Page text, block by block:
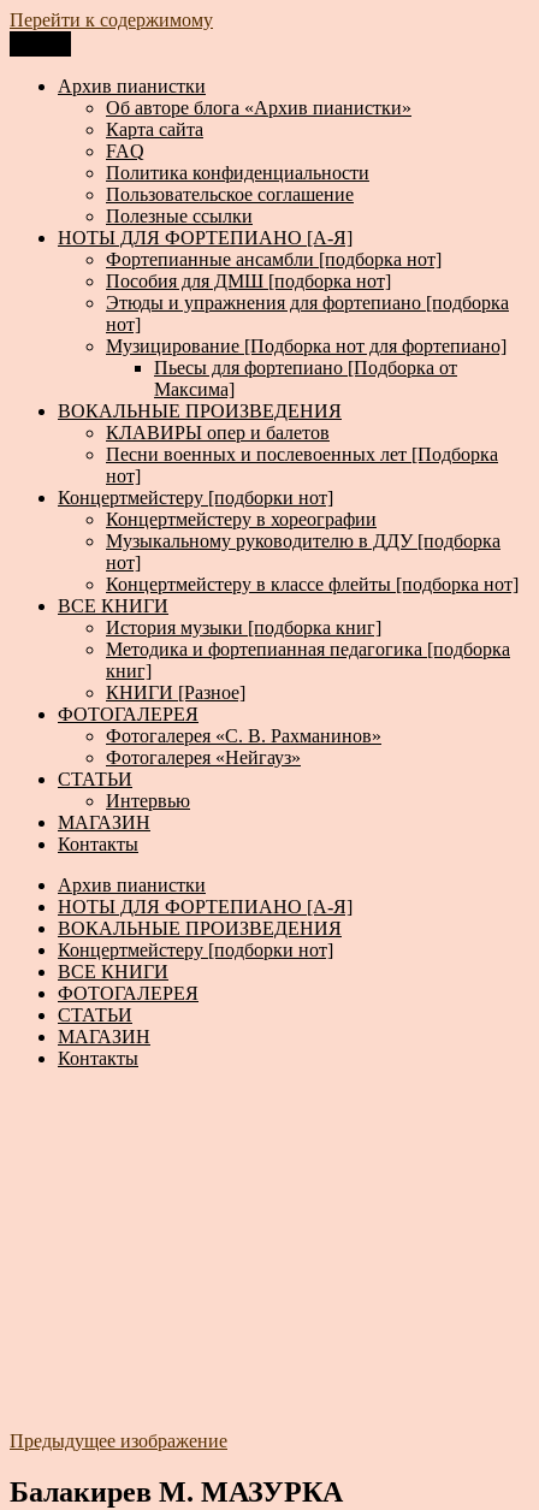
Перейти к содержимому
Архив пианистки
Всё для пианистов: ноты, книги, музыка, статьи…
Архив пианистки
Об авторе блога «Архив пианистки»
Карта сайта
FAQ
Политика конфиденциальности
Пользовательское соглашение
Полезные ссылки
НОТЫ ДЛЯ ФОРТЕПИАНО [А-Я]
Фортепианные ансамбли [подборка нот]
Пособия для ДМШ [подборка нот]
Этюды и упражнения для фортепиано [подборка
нот]
Музицирование [Подборка нот для фортепиано]
Пьесы для фортепиано [Подборка от
Максима]
ВОКАЛЬНЫЕ ПРОИЗВЕДЕНИЯ
КЛАВИРЫ опер и балетов
Песни военных и послевоенных лет [Подборка
нот]
Концертмейстеру [подборки нот]
Концертмейстеру в хореографии
Музыкальному руководителю в ДДУ [подборка
нот]
Концертмейстеру в классе флейты [подборка нот]
ВСЕ КНИГИ
История музыки [подборка книг]
Методика и фортепианная педагогика [подборка
книг]
КНИГИ [Разное]
ФОТОГАЛЕРЕЯ
Фотогалерея «С. В. Рахманинов»
Фотогалерея «Нейгауз»
СТАТЬИ
Интервью
МАГАЗИН
Контакты
Архив пианистки
НОТЫ ДЛЯ ФОРТЕПИАНО [А-Я]
ВОКАЛЬНЫЕ ПРОИЗВЕДЕНИЯ
Концертмейстеру [подборки нот]
ВСЕ КНИГИ
ФОТОГАЛЕРЕЯ
СТАТЬИ
МАГАЗИН
Контакты
Предыдущее изображение
Балакирев М. МАЗУРКА